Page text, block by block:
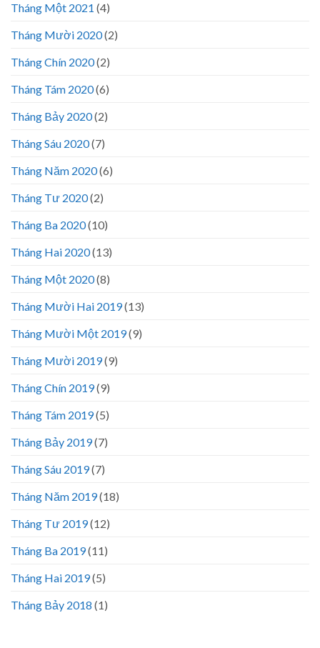
Tháng Một 2021 (4)
Tháng Mười 2020(2)
Tháng Chín 2020(2)
Tháng Tám 2020(6)
Tháng Bảy 2020(2)
Tháng Sáu 2020(7)
Tháng Năm 2020(6)
Tháng Tư 2020(2)
Tháng Ba 2020(10)
Tháng Hai 2020(13)
Tháng Một 2020(8)
Tháng Mười Hai 2019(13)
Tháng Mười Một 2019(9)
Tháng Mười 2019(9)
Tháng Chín 2019(9)
Tháng Tám 2019(5)
Tháng Bảy 2019(7)
Tháng Sáu 2019(7)
Tháng Năm 2019(18)
Tháng Tư 2019(12)
Tháng Ba 2019(11)
Tháng Hai 2019(5)
Tháng Bảy 2018 (1)